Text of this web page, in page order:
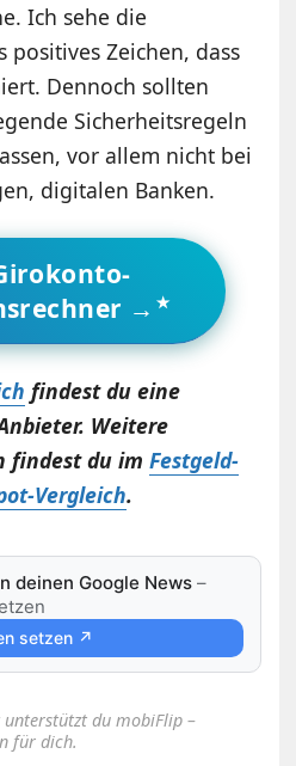
Ich sehe die
positives Zeichen, dass
Dennoch sollten
Sicherheitsregeln
vor allem nicht bei
digitalen Banken.
→
findest du eine
Weitere
findest du imFestgeld-
Vergleich.
deinen Google News –
setzen ↗
du mobiFlip –
für dich.